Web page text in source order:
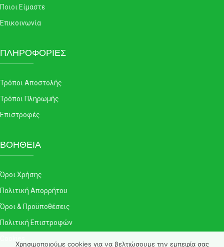
Ποιοι Είμαστε
Επικοινωνία
ΠΛΗΡΟΦΟΡΙΕΣ
Τρόποι Αποστολής
Τρόποι Πληρωμής
Επιστροφές
ΒΟΗΘΕΙΑ
Όροι Χρήσης
Πολιτική Απορρήτου
Όροι & Προϋποθέσεις
Πολιτική Επιστροφών
Χρησιμοποιούμε cookies για να βελτιώσουμε την εμπειρία σας